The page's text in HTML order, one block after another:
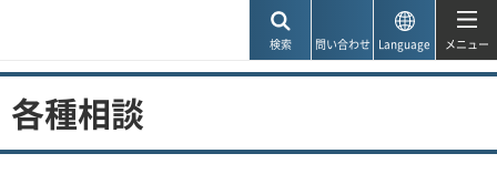
検索 問い合わせ Language メニュー
各種相談